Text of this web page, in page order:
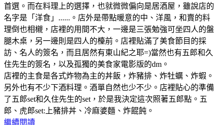
首選。而在料理上的選擇，也就微微偏向是居酒屋，雖說店的
名字是「洋食」......。店外是帶點暖意的中、洋風，和賣的料
理倒也相櫬，店裡的用間不大，一邊是三張勉強可坐四人的盤
腿木桌，另一邊則是四人的檯前。店裡貼滿了美食節目的採
訪、名人的簽名，而且居然有東山紀之耶=)當然也有五郎和久
住先生的簽名，以及孤獨的美食家電影版的dm。
店裡的主食是各式炸物為主的丼飯，炸豬排、炸牡蠣、炸蝦。
另外也有不少下酒料理。酒單自然也少不少。店裡貼心的準備
了五郎set和久住先生的set，於是我決定這次照著五郎點。五
郎、虎郎set:上豬排丼、冷麻婆麵、炸餛飩。
繼續閱讀